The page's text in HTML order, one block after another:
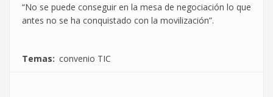
“No se puede conseguir en la mesa de negociación lo que
antes no se ha conquistado con la movilización”.
Temas convenio TIC